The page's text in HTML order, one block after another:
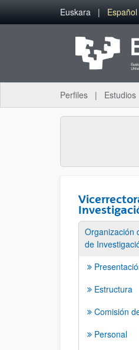
Saltar al contenido principal
Euskara Español
Perfiles Estudios
Organización
de
Estructura
Comisión
Personal